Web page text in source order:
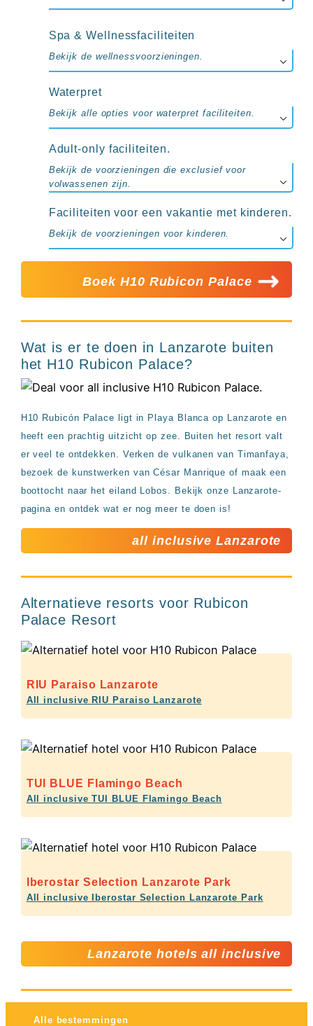
Spa & Wellnessfaciliteiten
Bekijk de wellnessvoorzieningen.
Waterpret
Bekijk alle opties voor waterpret faciliteiten.
Adult-only faciliteiten.
Bekijk de voorzieningen die exclusief voor
volwassenen zijn.
Faciliteiten voor een vakantie met kinderen.
Bekijk de voorzieningen voor kinderen.
Boek H10 Rubicon Palace
Wat is er te doen in Lanzarote buiten
het H10 Rubicon Palace?
H10 Rubicón Palace ligt in Playa Blanca op Lanzarote en
heeft een prachtig uitzicht op zee. Buiten het resort valt
er veel te ontdekken. Verken de vulkanen van Timanfaya,
bezoek de kunstwerken van César Manrique of maak een
boottocht naar het eiland Lobos. Bekijk onze Lanzarote-
pagina en ontdek wat er nog meer te doen is!
all inclusive Lanzarote
Alternatieve resorts voor Rubicon
Palace Resort
RIU Paraiso Lanzarote
All inclusive RIU Paraiso Lanzarote
TUI BLUE Flamingo Beach
All inclusive TUI BLUE Flamingo Beach
Iberostar Selection Lanzarote Park
All inclusive Iberostar Selection Lanzarote Park
Lanzarote hotels all inclusive
Alle bestemmingen